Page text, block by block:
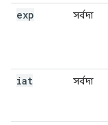
exp সর্বদা
iat সর্বদা